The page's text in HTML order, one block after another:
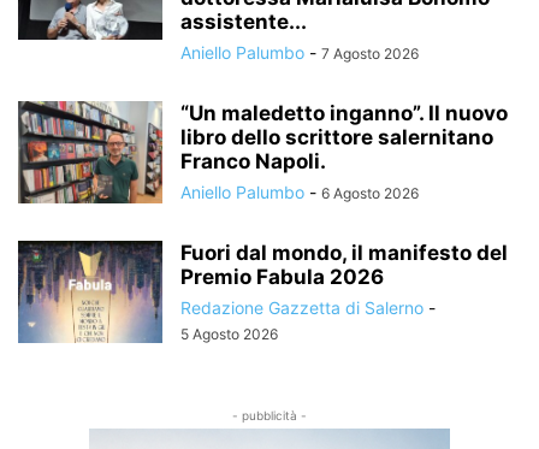
assistente...
Aniello Palumbo - 7 Agosto 2026
“Un maledetto inganno”. Il nuovo
libro dello scrittore salernitano
Franco Napoli.
Aniello Palumbo - 6 Agosto 2026
Fuori dal mondo, il manifesto del
Premio Fabula 2026
Redazione Gazzetta di Salerno -
5 Agosto 2026
- pubblicità -